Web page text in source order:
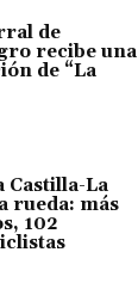
de
recibe una
de “La
Castilla-La
rueda: más
102